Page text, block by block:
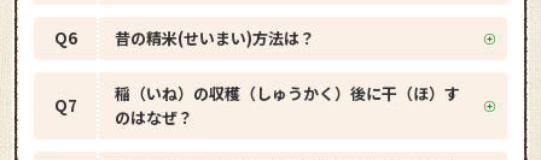
Q6 昔の精米(せいまい)方法は？
Q7
稲（いね）の収穫（しゅうかく）後に干（ほ）す
のはなぜ？